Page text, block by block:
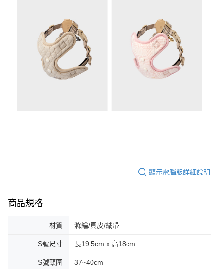
顯示電腦版詳細說明
商品規格
材質 滌綸/真皮/織帶
S號尺寸 長19.5cm x 高18cm
S號頸圍 37~40cm